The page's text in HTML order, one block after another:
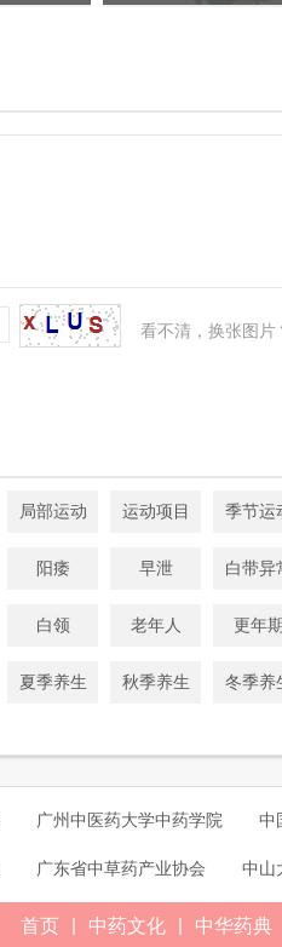
看不清，换张图片
局部运动 运动项目 季节运
阳痿 早泄 白带异
白领 老年人 更年
夏季养生 秋季养生 冬季养
广州中医药大学中药学院 中
广东省中草药产业协会 中山
首页 | 中药文化 | 中华药典